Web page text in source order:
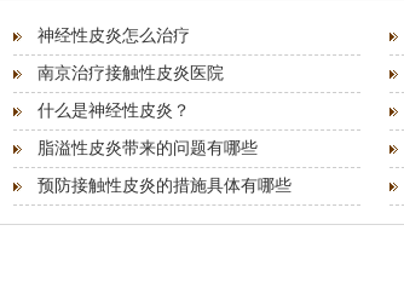
神经性皮炎怎么治疗
南京治疗接触性皮炎医院
什么是神经性皮炎？
脂溢性皮炎带来的问题有哪些
预防接触性皮炎的措施具体有哪些